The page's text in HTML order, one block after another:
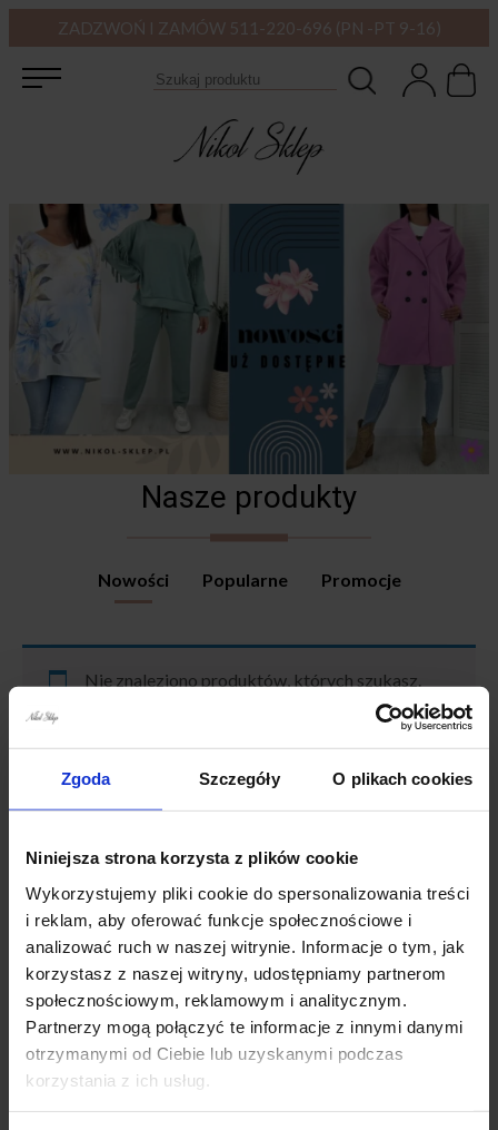
Zgoda Szczegóły O plikach cookies
Niniejsza strona korzysta z plików cookie
Wykorzystujemy pliki cookie do spersonalizowania treści
i reklam, aby oferować funkcje społecznościowe i
analizować ruch w naszej witrynie. Informacje o tym, jak
korzystasz z naszej witryny, udostępniamy partnerom
społecznościowym, reklamowym i analitycznym.
Partnerzy mogą połączyć te informacje z innymi danymi
otrzymanymi od Ciebie lub uzyskanymi podczas
korzystania z ich usług.
ZADZWOŃ I ZAMÓW 511-220-696 (PN -PT 9-16)
Nasze produkty
Nowości Popularne Promocje
Nie znaleziono produktów, których szukasz.
Paczki wysyłamy
w ciągu 1-3 dni
Darmowa dostawa
od 299zł
Obserwuj NAS Dołącz do NAS